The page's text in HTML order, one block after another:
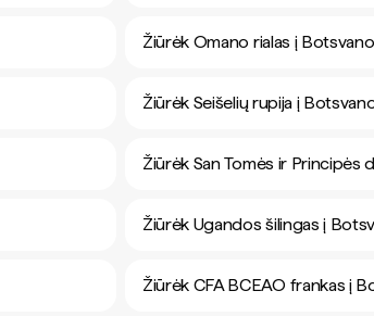
Žiūrėk Omano rialas į
Žiūrėk Seišelių rupija į
Žiūrėk San Tomės ir
Žiūrėk Ugandos šilingas į
Žiūrėk CFA BCEAO frankas į